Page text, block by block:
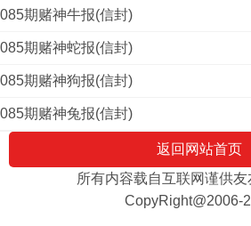
085期赌神牛报(信封)
085期赌神蛇报(信封)
085期赌神狗报(信封)
085期赌神兔报(信封)
返回网站首页
所有内容载自互联网谨供
CopyRight@2006-